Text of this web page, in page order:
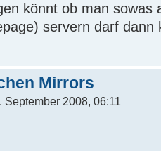
könnt ob man sowas
servern darf
Mirrors
September 2008, 06:11